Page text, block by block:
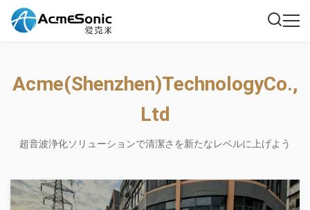
Acme(Shenzhen)TechnologyCo.,
Ltd
超音波浄化ソリューションで清潔さを新たなレベルに上げよう